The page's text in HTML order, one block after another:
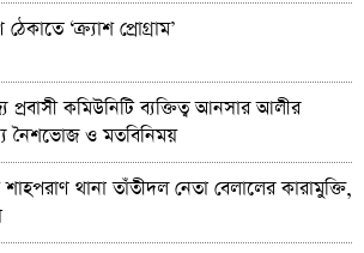
‘ক্র্যাশ প্রোগ্রাম’
প্রবাসী কমিউনিটি ব্যক্তিত্ব আনসার আলীর
নৈশভোজ ও মতবিনিময়
থানা তাঁতীদল নেতা বেলালের কারামুক্তি,